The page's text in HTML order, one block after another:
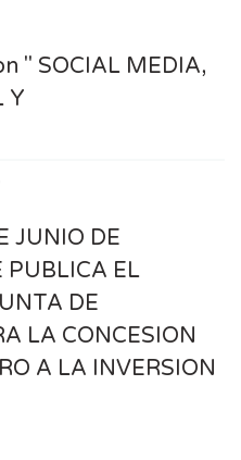
" SOCIAL MEDIA,
Y
JUNIO DE
PUBLICA EL
DE
LA CONCESION
A LA INVERSION